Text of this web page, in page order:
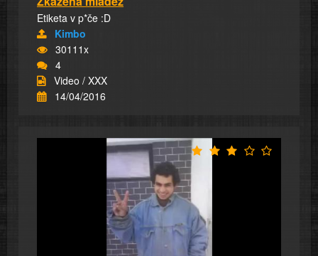
Etiketa v p*če :D
Kimbo
30111x
4
Video / XXX
14/04/2016